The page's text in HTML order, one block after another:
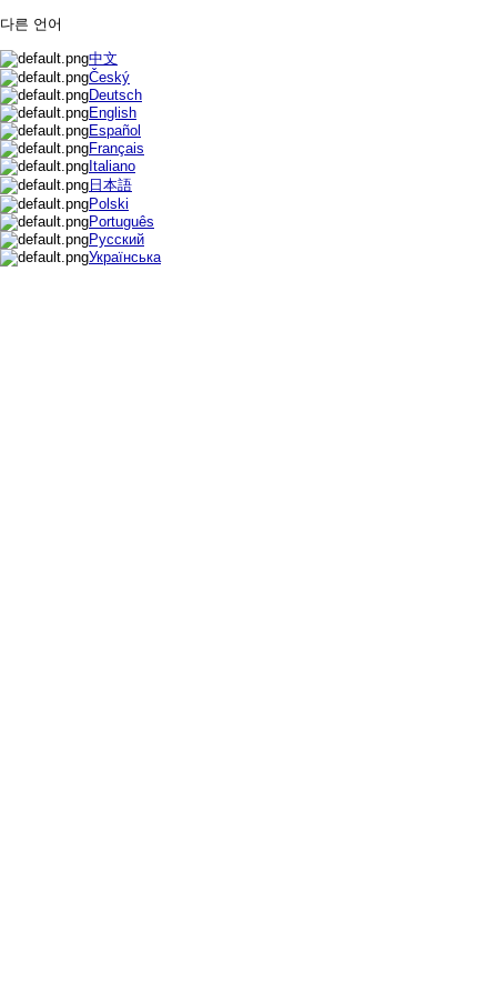
다른 언어
中文
Český
Deutsch
English
Español
Français
Italiano
日本語
Polski
Português
Русский
Українська